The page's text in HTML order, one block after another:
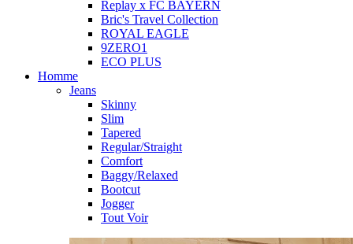
Replay x FC BAYERN
Bric's Travel Collection
ROYAL EAGLE
9ZERO1
ECO PLUS
Homme
Jeans
Skinny
Slim
Tapered
Regular/Straight
Comfort
Baggy/Relaxed
Bootcut
Jogger
Tout Voir